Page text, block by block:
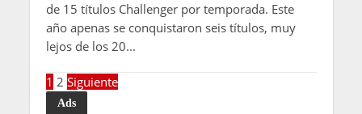
de 15 títulos Challenger por temporada. Este
año apenas se conquistaron seis títulos, muy
lejos de los 20...
1 2 Siguiente
Ads